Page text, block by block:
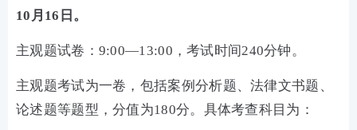
10月16日。
主观题试卷：9:00—13:00，考试时间240分钟。
主观题考试为一卷，包括案例分析题、法律文书题、
论述题等题型，分值为180分。具体考查科目为：